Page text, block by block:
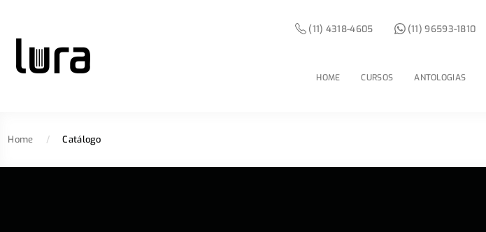
HOME CURSOS ANTOLOGIAS
(11) 4318-4605 (11) 96593-1810
Home / Catálogo